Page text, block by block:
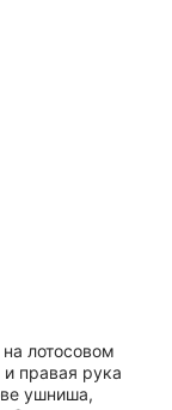
лотосовом
правая рука
ушниша,